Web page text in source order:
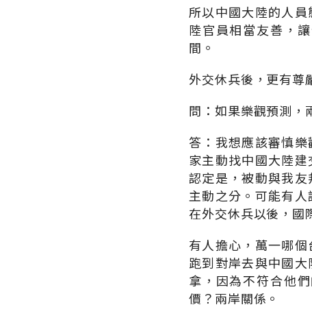
所以中國大陸的人
陸官員相當友善，
間。
外交休兵後，更有尊
問：如果樂觀預測，
答：我想應該審慎
家主動找中國大陸
認定是，被動與我
主動之分。可能有
在外交休兵以後，國
有人擔心，萬一哪
跑到對岸去與中國
拿，因為不符合他
價？兩岸關係。